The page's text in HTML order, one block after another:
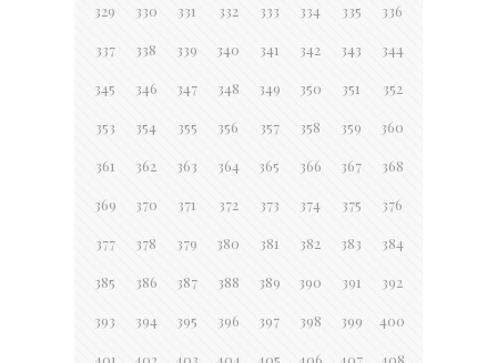
329 330 331 332 333 334 335 336
337 338 339 340 341 342 343 344
345 346 347 348 349 350 351 352
353 354 355 356 357 358 359 360
361 362 363 364 365 366 367 368
369 370 371 372 373 374 375 376
377 378 379 380 381 382 383 384
385 386 387 388 389 390 391 392
393 394 395 396 397 398 399 400
401 402 403 404 405 406 407 408